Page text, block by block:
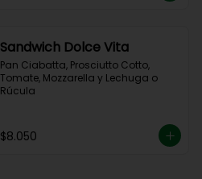
Sandwich Dolce Vita
Pan Ciabatta, Prosciutto Cotto,
Tomate, Mozzarella y Lechuga o
Rúcula
$8.050